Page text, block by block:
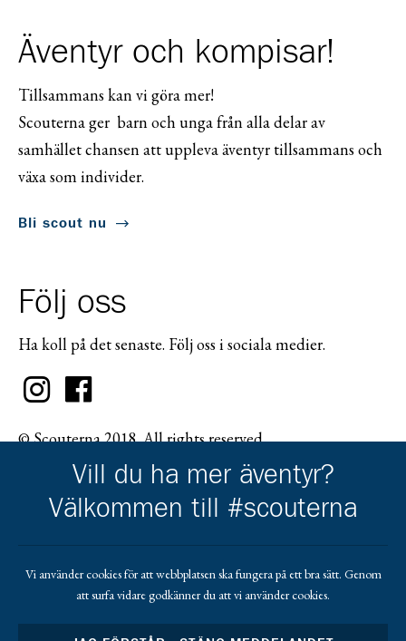
Äventyr och kompisar!
Tillsammans kan vi göra mer!
Scouterna ger barn och unga från alla delar av
samhället chansen att uppleva äventyr tillsammans och
växa som individer.
Bli scout nu
Följ oss
Ha koll på det senaste. Följ oss i sociala medier.
© Scouterna 2018. All rights reserved.
Gå till pl_50
Vill du ha mer äventyr?
Välkommen till #scouterna
Vi använder cookies för att webbplatsen ska fungera på ett bra sätt. Genom
att surfa vidare godkänner du att vi använder cookies.